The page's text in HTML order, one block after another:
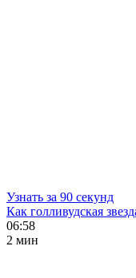
Узнать за 90 секунд
Как голливудская
06:58
2 мин